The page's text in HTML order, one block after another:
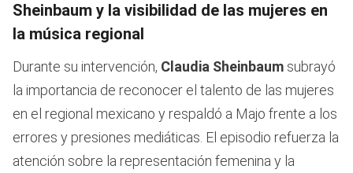
Sheinbaum y la visibilidad de las mujeres en
la música regional
Durante su intervención, Claudia Sheinbaum subrayó
la importancia de reconocer el talento de las mujeres
en el regional mexicano y respaldó a Majo frente a los
errores y presiones mediáticas. El episodio refuerza la
atención sobre la representación femenina y la